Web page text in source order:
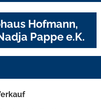
Hofmann,
Pappe e.K.